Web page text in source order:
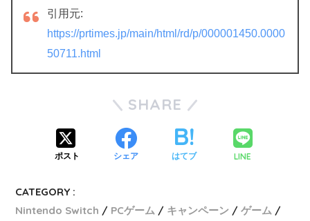
引用元:
https://prtimes.jp/main/html/rd/p/000001450.0000
50711.html
SHARE
ポスト シェア はてブ LINE
CATEGORY :
Nintendo Switch
PCゲーム キャンペーン
ゲーム